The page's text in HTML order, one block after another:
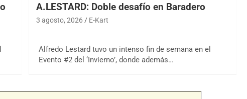
A.LESTARD: Doble desafío en Baradero
3 agosto, 2026 E-Kart
Alfredo Lestard tuvo un intenso fin de semana en el
Evento #2 del ‘Invierno’, donde además…